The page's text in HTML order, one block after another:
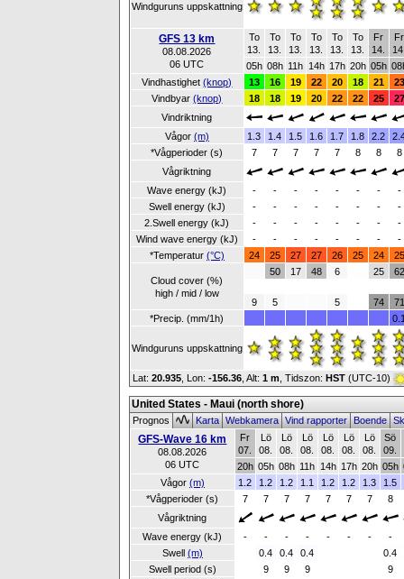
Windguruns uppskattning
GFS 13 km
08.08.2026
06 UTC
To
13.
To
13.
To
13.
To
13.
To
13.
To
13.
Fr
14.
Fr
05h 08h 11h 14h 17h 20h 05h
Vindhastighet(knop) 13 16 19 22 20 18 21
23
Vindbyar(knop) 18 18 19 20 22 22 25
27
Vindriktning
Vågor (m) 1.3 1.4 1.5 1.6 1.7 1.8 2.2
*Vågperioder (s)
7 7 7 7 7 8 8
8
Vågriktning
Wave energy (kJ)
- - - - - - -
-
Swell energy (kJ)
- - - - - - -
-
2.Swell energy (kJ)
- - - - - - -
-
Wind wave energy (kJ)
- - - - - - -
-
*Temperatur (°C) 24 25 27 27 26 25 24 25
Cloud cover (%)
high / mid / low
9
50
5
17 48 6
5
25
74
62
71
*Precip. (mm/1h)
Windguruns uppskattning
Lat: 20.935 , Lon: -156.36 Alt: 1 m , Tidszon: HST (UTC-10)
United States - Maui (north shore)
Prognos KartaWebkameraVind rapporterBoende
GFS-Wave 16 km
08.08.2026
06 UTC
Fr
07.
Lö
08.
Lö
08.
Lö
08.
Lö
08.
Lö
08.
Lö
08.
Sö
09.
20h 05h 08h 11h 14h 17h 20h 05h
Vågor (m) 1.2 1.2 1.2 1.1 1.2 1.2 1.3
1.5
*Vågperioder (s)
7 7 7 7 7 7 7
8
Vågriktning
Wave energy (kJ)
- - - - - - -
-
Swell (m) 0.4 0.4 0.4
0.4
Swell period (s)
9 9 9
9